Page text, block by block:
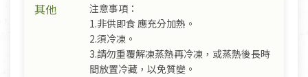
其他
注意事項：
1.非供即食 應充分加熱。
2.須冷凍。
3.請勿重覆解凍蒸熱再冷凍，或蒸熱後長時
間放置冷藏，以免質變。